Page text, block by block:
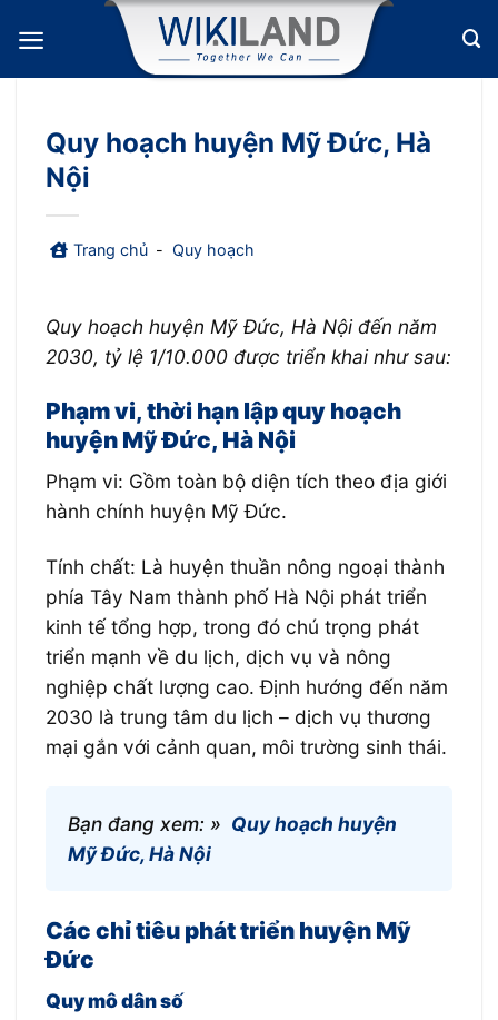
qua
nội
Quy hoạch huyện Mỹ Đức, Hà
Nội
Trang chủ - Quy hoạch
Quy hoạch huyện Mỹ Đức, Hà Nội đến năm
2030, tỷ lệ 1/10.000 được triển khai như sau:
Phạm vi, thời hạn lập quy hoạch
huyện Mỹ Đức, Hà Nội
Phạm vi: Gồm toàn bộ diện tích theo địa giới
hành chính huyện Mỹ Đức.
Tính chất: Là huyện thuần nông ngoại thành
phía Tây Nam thành phố Hà Nội phát triển
kinh tế tổng hợp, trong đó chú trọng phát
triển mạnh về du lịch, dịch vụ và nông
nghiệp chất lượng cao. Định hướng đến năm
2030 là trung tâm du lịch – dịch vụ thương
mại gắn với cảnh quan, môi trường sinh thái.
Bạn đang xem: » Quy hoạch huyện
Mỹ Đức, Hà Nội
Các chỉ tiêu phát triển huyện Mỹ
Đức
Quy mô dân số